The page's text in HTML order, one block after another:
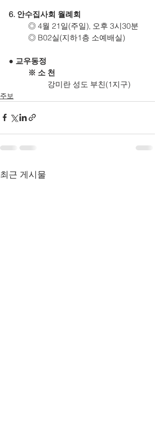
6. 안수집사회 월례회
	◎ 4월 21일(주일), 오후 3시30분
	◎ B02실(지하1층 소예배실)
● 교우동정
※ 소 천
		강미란 성도 부친(1지구)
주보
최근 게시물